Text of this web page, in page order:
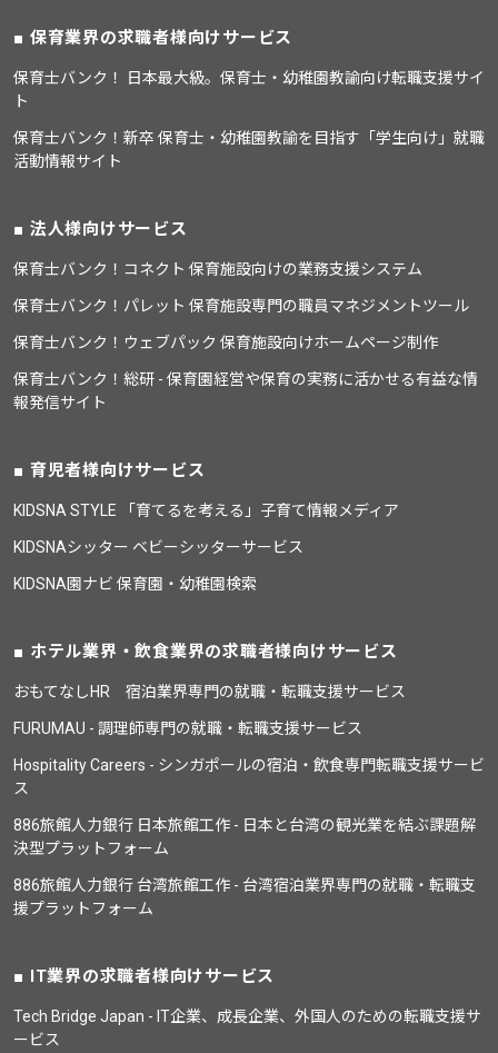
保育業界の求職者様向けサービス
保育士バンク！ 日本最大級。保育士・幼稚園教諭向け転職支援サイ
ト
保育士バンク！新卒 保育士・幼稚園教諭を目指す「学生向け」就職
活動情報サイト
法人様向けサービス
保育士バンク！コネクト 保育施設向けの業務支援システム
保育士バンク！パレット 保育施設専門の職員マネジメントツール
保育士バンク！ウェブパック 保育施設向けホームページ制作
保育士バンク！総研 - 保育園経営や保育の実務に活かせる有益な情
報発信サイト
育児者様向けサービス
KIDSNA STYLE 「育てるを考える」子育て情報メディア
KIDSNAシッター ベビーシッターサービス
KIDSNA園ナビ 保育園・幼稚園検索
ホテル業界・飲食業界の求職者様向けサービス
おもてなしHR 宿泊業界専門の就職・転職支援サービス
FURUMAU - 調理師専門の就職・転職支援サービス
Hospitality Careers - シンガポールの宿泊・飲食専門転職支援サービ
ス
886旅館人力銀行 日本旅館工作 - 日本と台湾の観光業を結ぶ課題解
決型プラットフォーム
886旅館人力銀行 台湾旅館工作 - 台湾宿泊業界専門の就職・転職支
援プラットフォーム
IT業界の求職者様向けサービス
Tech Bridge Japan - IT企業、成長企業、外国人のための転職支援サ
ービス